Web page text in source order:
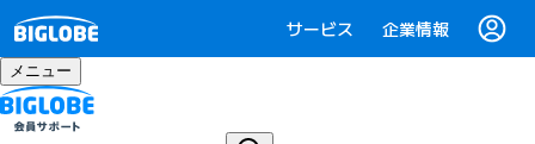
サービス 企業情報
メニュー